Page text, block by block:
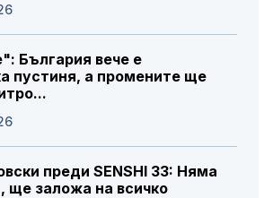
България вече е
пустиня, а промените ще
преди SENSHI 33: Няма
ще заложа на всичко